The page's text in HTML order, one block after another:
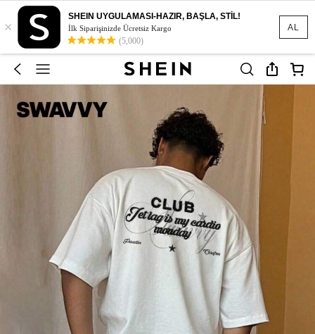
AL
×
SHEIN UYGULAMASI-HAZIR, BAŞLA, STİL!
İlk Siparişinizde Ücretsiz Kargo
(5,000)